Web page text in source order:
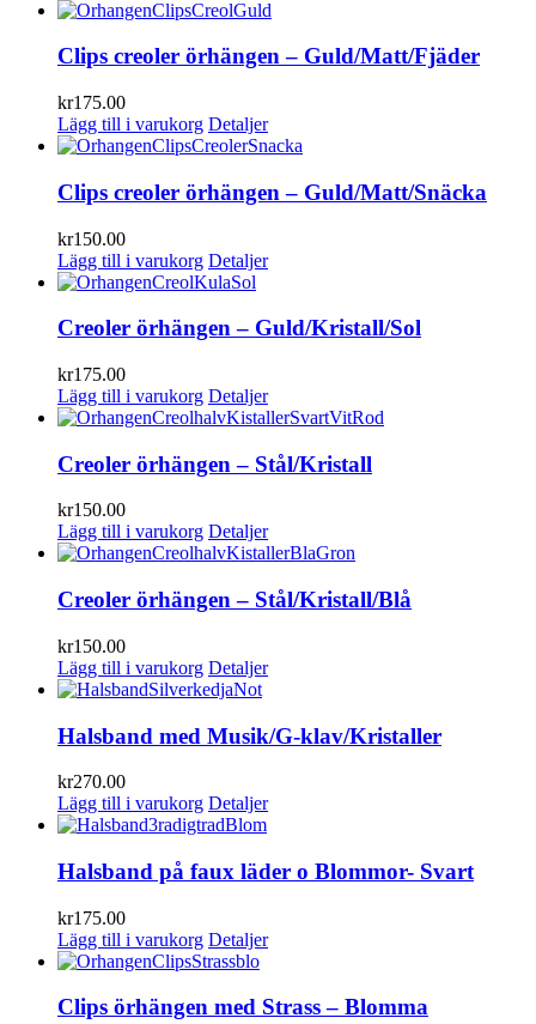
Clips creoler örhängen – Guld/Matt/Fjäder
kr175.00
Lägg till i varukorg Detaljer
Clips creoler örhängen – Guld/Matt/Snäcka
kr150.00
Lägg till i varukorg Detaljer
Creoler örhängen – Guld/Kristall/Sol
kr175.00
Lägg till i varukorg Detaljer
Creoler örhängen – Stål/Kristall
kr150.00
Lägg till i varukorg Detaljer
Creoler örhängen – Stål/Kristall/Blå
kr150.00
Lägg till i varukorg Detaljer
Halsband med Musik/G-klav/Kristaller
kr270.00
Lägg till i varukorg Detaljer
Halsband på faux läder o Blommor- Svart
kr175.00
Lägg till i varukorg Detaljer
Clips örhängen med Strass – Blomma